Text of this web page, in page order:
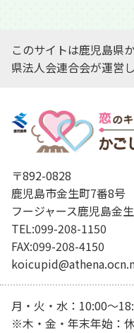
このサイトは鹿児島県
県法人会連合会が運営
〒892-0828
鹿児島市金生町7番8号
フージャース鹿児島金
TEL:099-208-1150
FAX:099-208-4150
月・火・水：10:00～
※木・金・年末年始：